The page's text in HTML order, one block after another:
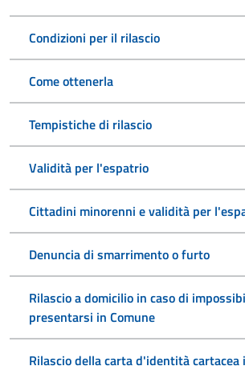
Condizioni per il rilascio
Come ottenerla
Tempistiche di rilascio
Validità per l'espatrio
Cittadini minorenni e validità per
Denuncia di smarrimento o furto
Rilascio a domicilio in caso di
presentarsi in Comune
Rilascio della carta d'identità cartacea